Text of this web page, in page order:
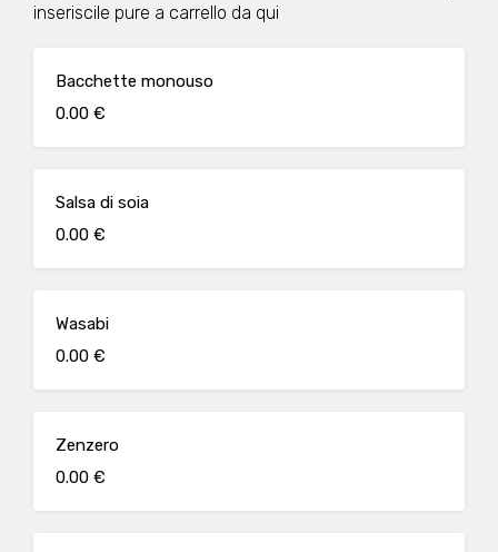
inseriscile pure a carrello da qui
Bacchette monouso
0.00 €
Salsa di soia
0.00 €
Wasabi
0.00 €
Zenzero
0.00 €